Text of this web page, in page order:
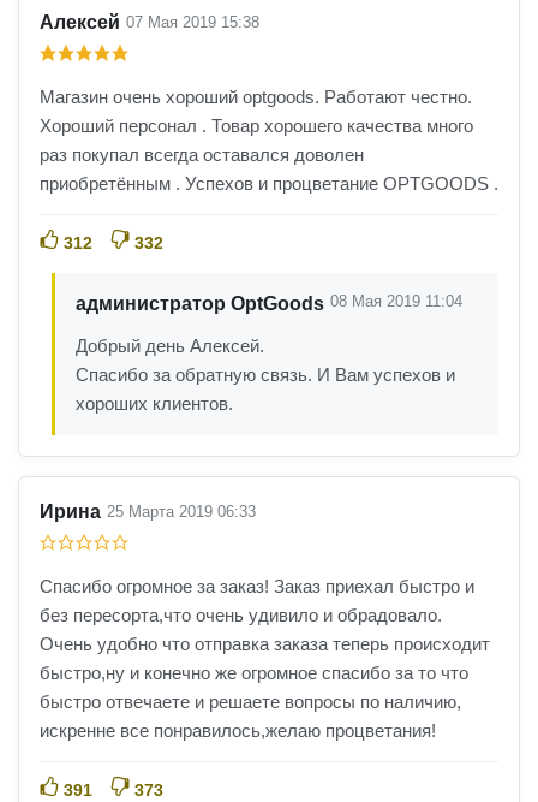
Алексей 07 Мая 2019 15:38
Магазин очень хороший optgoods. Работают честно.
Хороший персонал . Товар хорошего качества много
раз покупал всегда оставался доволен
приобретённым . Успехов и процветание OPTGOODS .
312 332
администратор OptGoods 08 Мая 2019 11:04
Добрый день Алексей.
Спасибо за обратную связь. И Вам успехов и
хороших клиентов.
Ирина 25 Марта 2019 06:33
Спасибо огромное за заказ! Заказ приехал быстро и
без пересорта,что очень удивило и обрадовало.
Очень удобно что отправка заказа теперь происходит
быстро,ну и конечно же огромное спасибо за то что
быстро отвечаете и решаете вопросы по наличию,
искренне все понравилось,желаю процветания!
391 373